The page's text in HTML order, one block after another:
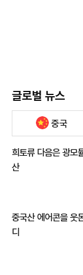
글로벌 뉴스
중국
희토류 다음은 광모
산
중국산 에어콘을 웃
디